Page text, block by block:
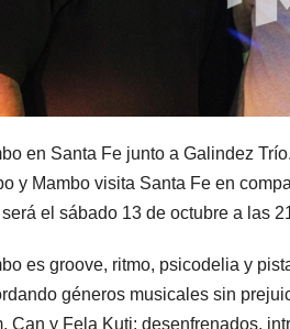
en Santa Fe junto a Galindez
y Mambo visita Santa Fe en
el sábado 13 de octubre a las
es groove, ritmo, psicodelia y
géneros musicales sin
Can y Fela Kuti: desenfrenados,